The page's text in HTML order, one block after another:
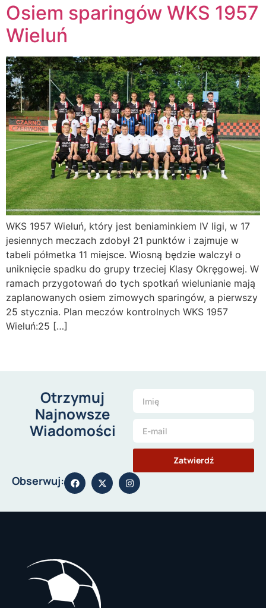
Osiem sparingów WKS 1957
Wieluń
WKS 1957 Wieluń, który jest beniaminkiem IV ligi, w 17
jesiennych meczach zdobył 21 punktów i zajmuje w
tabeli półmetka 11 miejsce. Wiosną będzie walczył o
uniknięcie spadku do grupy trzeciej Klasy Okręgowej. W
ramach przygotowań do tych spotkań wielunianie mają
zaplanowanych osiem zimowych sparingów, a pierwszy
25 stycznia. Plan meczów kontrolnych WKS 1957
Wieluń:25 […]
Otrzymuj
Najnowsze
Wiadomości
Zatwierdź
Obserwuj: